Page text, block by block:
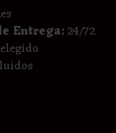
Entrega:24/72